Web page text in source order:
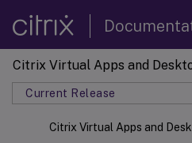
Citrix Virtual Apps and
Current Release
Citrix Virtual Apps and